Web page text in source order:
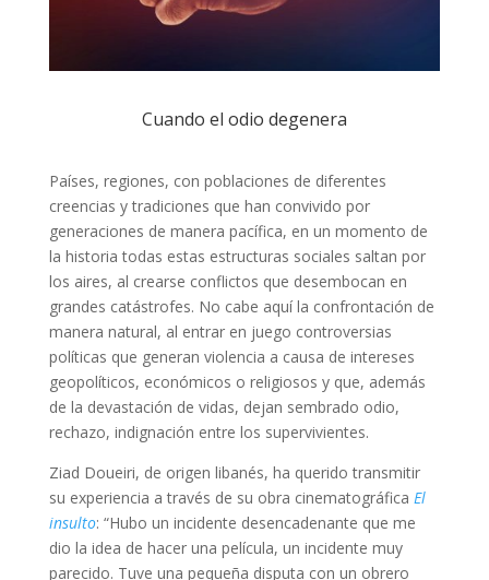
Cuando el odio degenera
Países, regiones, con poblaciones de diferentes
creencias y tradiciones que han convivido por
generaciones de manera pacífica, en un momento de
la historia todas estas estructuras sociales saltan por
los aires, al crearse conflictos que desembocan en
grandes catástrofes. No cabe aquí la confrontación de
manera natural, al entrar en juego controversias
políticas que generan violencia a causa de intereses
geopolíticos, económicos o religiosos y que, además
de la devastación de vidas, dejan sembrado odio,
rechazo, indignación entre los supervivientes.
Ziad Doueiri, de origen libanés, ha querido transmitir
su experiencia a través de su obra cinematográfica El
insulto: “Hubo un incidente desencadenante que me
dio la idea de hacer una película, un incidente muy
parecido. Tuve una pequeña disputa con un obrero